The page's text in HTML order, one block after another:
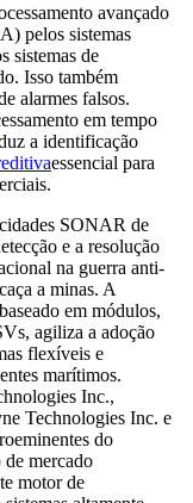
avançado
pelos sistemas
sistemas de
Isso também
alarmes falsos.
em tempo
a identificação
essencial para
SONAR de
e a resolução
na guerra anti-
a minas. A
em módulos,
agiliza a adoção
flexíveis e
marítimos.
Inc.,
Technologies Inc. e
do
mercado
motor de